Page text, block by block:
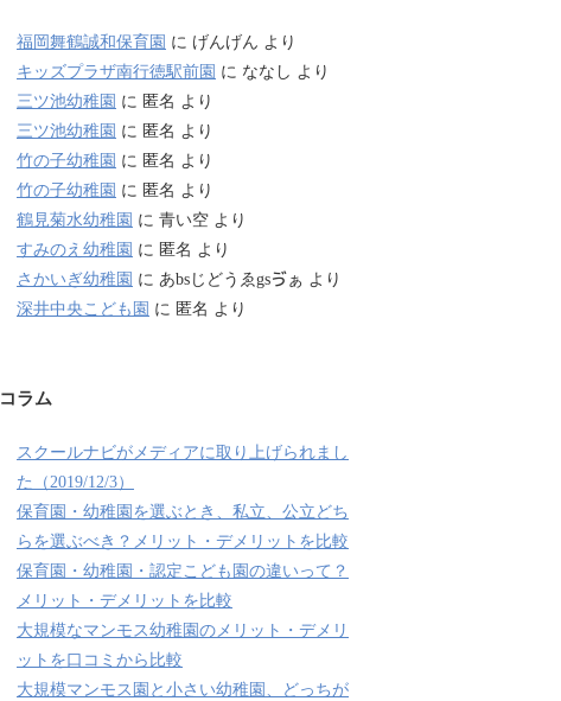
福岡舞鶴誠和保育園 に げんげん より
キッズプラザ南行徳駅前園 に ななし より
三ツ池幼稚園 に 匿名 より
三ツ池幼稚園 に 匿名 より
竹の子幼稚園 に 匿名 より
竹の子幼稚園 に 匿名 より
鶴見菊水幼稚園 に 青い空 より
すみのえ幼稚園 に 匿名 より
さかいぎ幼稚園 に あbsじどうゑgsゔぁ より
深井中央こども園 に 匿名 より
コラム
スクールナビがメディアに取り上げられまし
た（2019/12/3）
保育園・幼稚園を選ぶとき、私立、公立どち
らを選ぶべき？メリット・デメリットを比較
保育園・幼稚園・認定こども園の違いって？
メリット・デメリットを比較
大規模なマンモス幼稚園のメリット・デメリ
ットを口コミから比較
大規模マンモス園と小さい幼稚園、どっちが